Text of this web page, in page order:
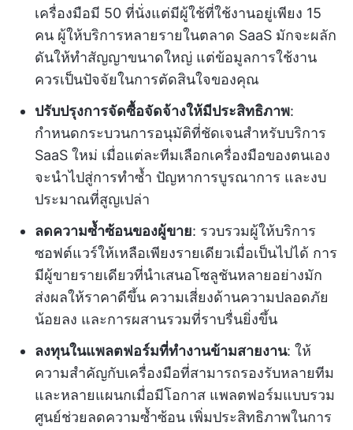
เครื่องมือมี 50 ที่นั่งแต่มีผู้ใช้ที่ใช้งานอยู่เพียง 15
คน ผู้ให้บริการหลายรายในตลาด SaaS มักจะผลัก
ดันให้ทำสัญญาขนาดใหญ่ แต่ข้อมูลการใช้งาน
ควรเป็นปัจจัยในการตัดสินใจของคุณ
ปรับปรุงการจัดซื้อจัดจ้างให้มีประสิทธิภาพ:
กำหนดกระบวนการอนุมัติที่ชัดเจนสำหรับบริการ
SaaS ใหม่ เมื่อแต่ละทีมเลือกเครื่องมือของตนเอง
จะนำไปสู่การทำซ้ำ ปัญหาการบูรณาการ และงบ
ประมาณที่สูญเปล่า
ลดความซ้ำซ้อนของผู้ขาย: รวบรวมผู้ให้บริการ
ซอฟต์แวร์ให้เหลือเพียงรายเดียวเมื่อเป็นไปได้ การ
มีผู้ขายรายเดียวที่นำเสนอโซลูชันหลายอย่างมัก
ส่งผลให้ราคาดีขึ้น ความเสี่ยงด้านความปลอดภัย
น้อยลง และการผสานรวมที่ราบรื่นยิ่งขึ้น
ลงทุนในแพลตฟอร์มที่ทำงานข้ามสายงาน: ให้
ความสำคัญกับเครื่องมือที่สามารถรองรับหลายทีม
และหลายแผนกเมื่อมีโอกาส แพลตฟอร์มแบบรวม
ศูนย์ช่วยลดความซ้ำซ้อน เพิ่มประสิทธิภาพในการ